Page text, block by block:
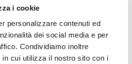
i cookie
personalizzare contenuti ed
dei social media e per
Condividiamo inoltre
in cui utilizza il nostro sito con i
occasione e lasciati
calda e festosa,
coinvolgenti!
Piazza Primo Maggio